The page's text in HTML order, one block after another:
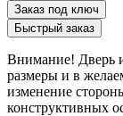
Заказ под ключ
Быстрый заказ
Внимание! Дверь
размеры и в
изменение
конструктивных